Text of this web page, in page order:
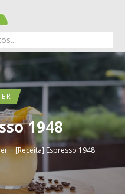
1948
› [Receita] Espresso 1948